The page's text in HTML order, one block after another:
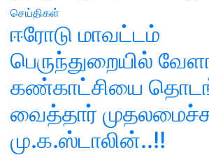
செய்திகள்
ஈரோடு மாவட்டம்
பெருந்துறையில்
கண்காட்சியை
வைத்தார்
மு.க.ஸ்டாலின்..!!